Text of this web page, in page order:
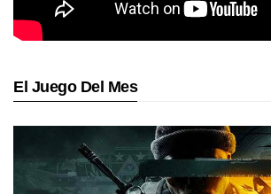
El Juego Del Mes